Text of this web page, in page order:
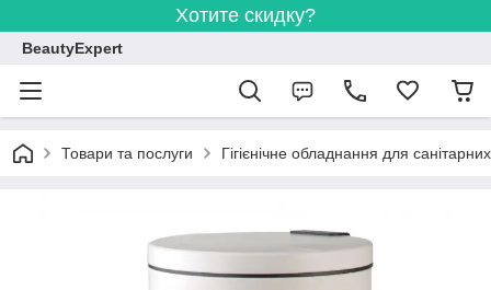
Хотите скидку?
BeautyExpert
Товари та послуги Гігієнічне обладнання для